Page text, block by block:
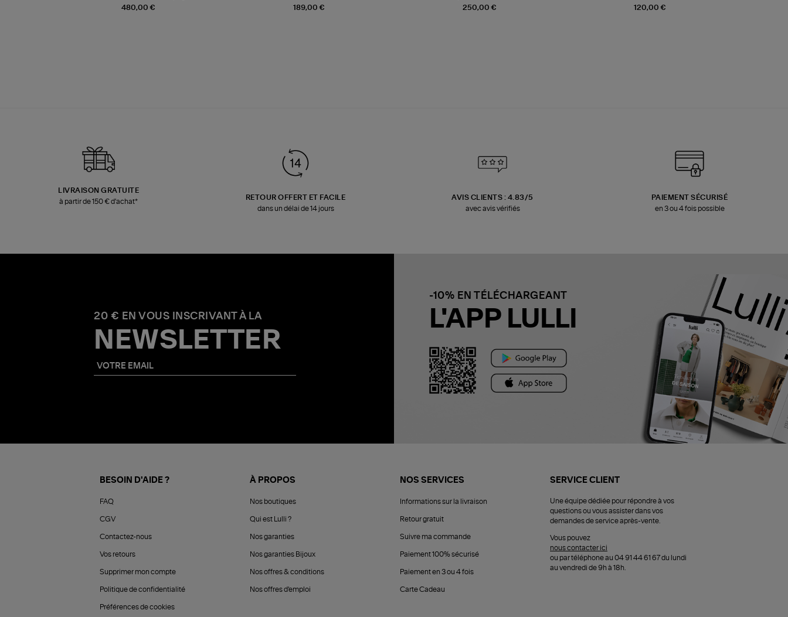
480,00 €
189,00 € 250,00 €
120,00 €
LIVRAISON GRATUITE
à partir de 150 € d'achat*
RETOUR OFFERT ET FACILE
dans un délai de 14 jours
AVIS CLIENTS : 4.83/5
avec avis vérifiés
PAIEMENT SÉCURISÉ
en 3 ou 4 fois possible
20 € EN VOUS INSCRIVANT À LA
NEWSLETTER
-10% EN TÉLÉCHARGEANT
L'APP LULLI
BESOIN D'AIDE ?
FAQ
CGV
Contactez-nous
Vos retours
Supprimer mon compte
Politique de confidentialité
Préférences de cookies
À PROPOS
Nos boutiques
Qui est Lulli ?
Nos garanties
Nos garanties Bijoux
Nos offres & conditions
Nos offres d'emploi
NOS SERVICES
Informations sur la livraison
Retour gratuit
Suivre ma commande
Paiement 100% sécurisé
Paiement en 3 ou 4 fois
Carte Cadeau
SERVICE CLIENT
Une équipe dédiée pour répondre à vos
questions ou vous assister dans vos
demandes de service après-vente.
Vous pouvez
nous contacter ici
ou par téléphone au 04 91 44 61 67 du lundi
au vendredi de 9h à 18h.